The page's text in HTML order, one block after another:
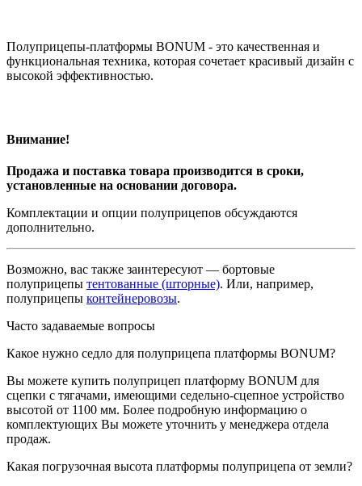
Полуприцепы-платформы BONUM - это качественная и
функциональная техника, которая сочетает красивый дизайн с
высокой эффективностью.
Внимание!
Продажа и поставка товара производится в сроки,
установленные на основании договора.
Комплектации и опции полуприцепов обсуждаются
дополнительно.
Возможно, вас также заинтересуют — бортовые
полуприцепы тентованные (шторные). Или, например,
полуприцепы контейнеровозы.
Часто задаваемые вопросы
Какое нужно седло для полуприцепа платформы BONUM?
Вы можете купить полуприцеп платформу BONUM для
сцепки с тягачами, имеющими седельно-сцепное устройство
высотой от 1100 мм. Более подробную информацию о
комплектующих Вы можете уточнить у менеджера отдела
продаж.
Какая погрузочная высота платформы полуприцепа от земли?